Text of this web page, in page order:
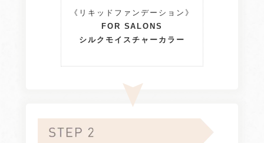
《リキッドファンデーション》
FOR SALONS
シルクモイスチャーカラー